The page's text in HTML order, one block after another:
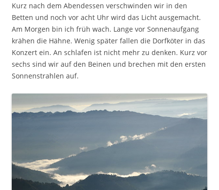
Kurz nach dem Abendessen verschwinden wir in den
Betten und noch vor acht Uhr wird das Licht ausgemacht.
Am Morgen bin ich früh wach. Lange vor Sonnenaufgang
krähen die Hähne. Wenig später fallen die Dorfköter in das
Konzert ein. An schlafen ist nicht mehr zu denken. Kurz vor
sechs sind wir auf den Beinen und brechen mit den ersten
Sonnenstrahlen auf.